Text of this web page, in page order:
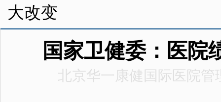
大改变
国家卫健委：医院
北京华一康健国际医院管